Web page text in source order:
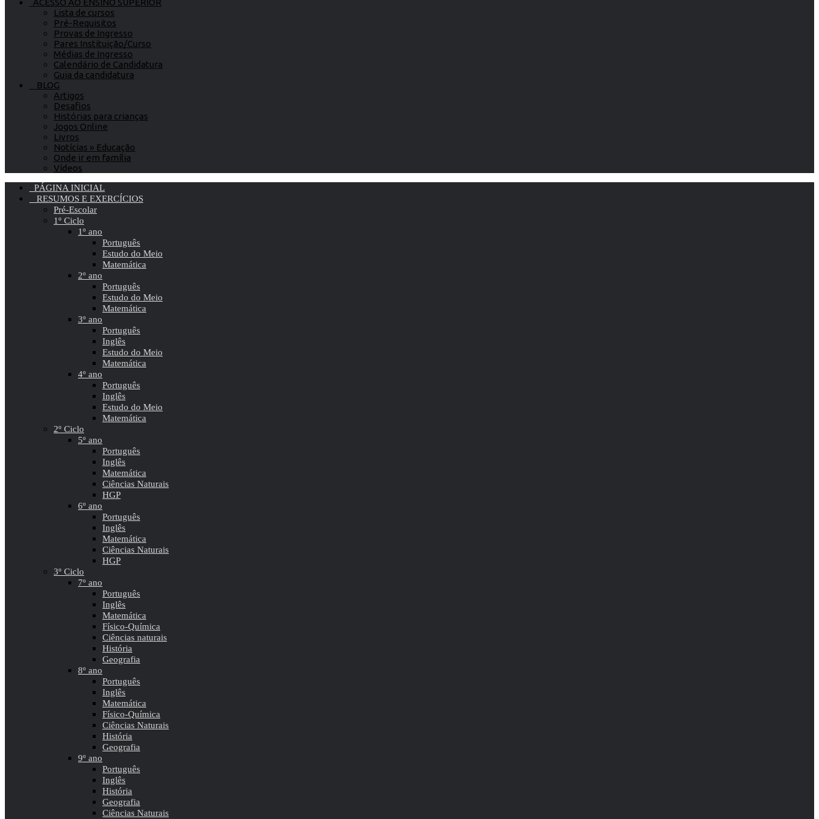
ACESSO AO ENSINO SUPERIOR
Lista de cursos
Pré-Requisitos
Provas de Ingresso
Pares Instituição/Curso
Médias de Ingresso
Calendário de Candidatura
Guia da candidatura
BLOG
Artigos
Desafios
Histórias para crianças
Jogos Online
Livros
Notícias » Educação
Onde ir em família
Vídeos
PÁGINA INICIAL
RESUMOS E EXERCÍCIOS
Pré-Escolar
1º Ciclo
1º ano
Português
Estudo do Meio
Matemática
2º ano
Português
Estudo do Meio
Matemática
3º ano
Português
Inglês
Estudo do Meio
Matemática
4º ano
Português
Inglês
Estudo do Meio
Matemática
2º Ciclo
5º ano
Português
Inglês
Matemática
Ciências Naturais
HGP
6º ano
Português
Inglês
Matemática
Ciências Naturais
HGP
3º Ciclo
7º ano
Português
Inglês
Matemática
Físico-Química
Ciências naturais
História
Geografia
8º ano
Português
Inglês
Matemática
Físico-Química
Ciências Naturais
História
Geografia
9º ano
Português
Inglês
História
Geografia
Ciências Naturais